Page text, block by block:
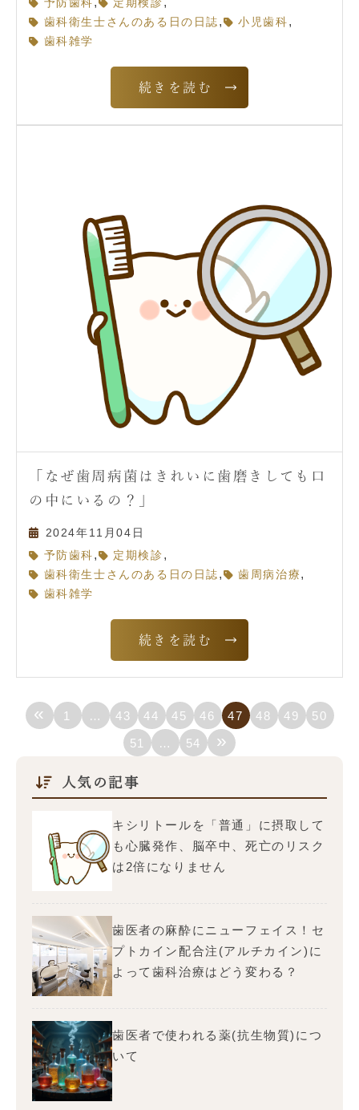
予防歯科 定期検診
歯科衛生士さんのある日の日誌 , 小児歯科 ,
歯科雑学
続きを読む
「なぜ歯周病菌はきれいに歯磨きしても口
の中にいるの？」
2024年11月04日
予防歯科 , 定期検診 ,
歯科衛生士さんのある日の日誌 , 歯周病治療 ,
歯科雑学
続きを読む
« 1 … 43 44 45 46 47 48 49
50
51
… 54 »
人気の記事
キシリトールを「普通」に摂取して
も心臓発作、脳卒中、死亡のリスク
は2倍になりません
歯医者の麻酔にニューフェイス！セ
プトカイン配合注(アルチカイン)に
よって歯科治療はどう変わる？
歯医者で使われる薬(抗生物質)につ
いて